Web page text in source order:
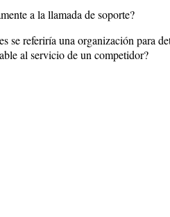
a la llamada de soporte?
se referiría una organización para
al servicio de un competidor?